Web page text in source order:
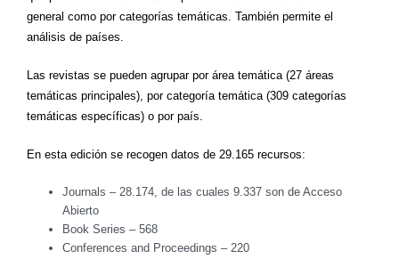
general como por categorías temáticas. También permite el
análisis de países.
Las revistas se pueden agrupar por área temática (27 áreas
temáticas principales), por categoría temática (309 categorías
temáticas específicas) o por país.
En esta edición se recogen datos de 29.165 recursos:
Journals – 28.174, de las cuales 9.337 son de Acceso
Abierto
Book Series – 568
Conferences and Proceedings – 220